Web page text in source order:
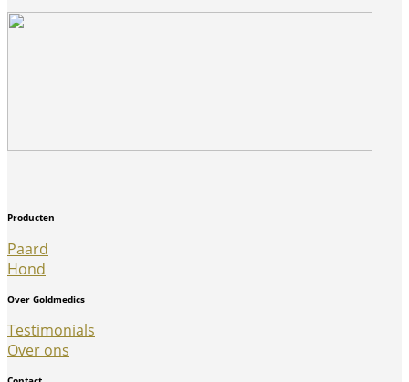
Producten
Paard
Hond
Over Goldmedics
Testimonials
Over ons